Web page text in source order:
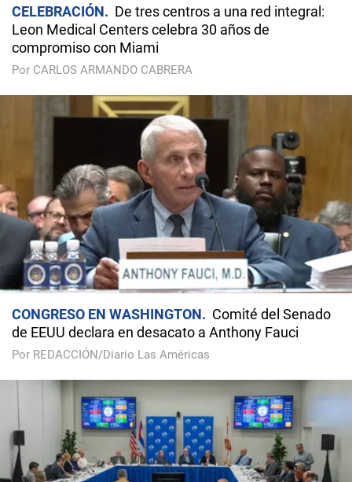
CELEBRACIÓN
De tres centros a una red integral:
Leon Medical Centers celebra 30 años de
compromiso con Miami
Por CARLOS ARMANDO CABRERA
CONGRESO EN WASHINGTON
Comité del Senado
de EEUU declara en desacato a Anthony Fauci
Por REDACCIÓN/Diario Las Américas